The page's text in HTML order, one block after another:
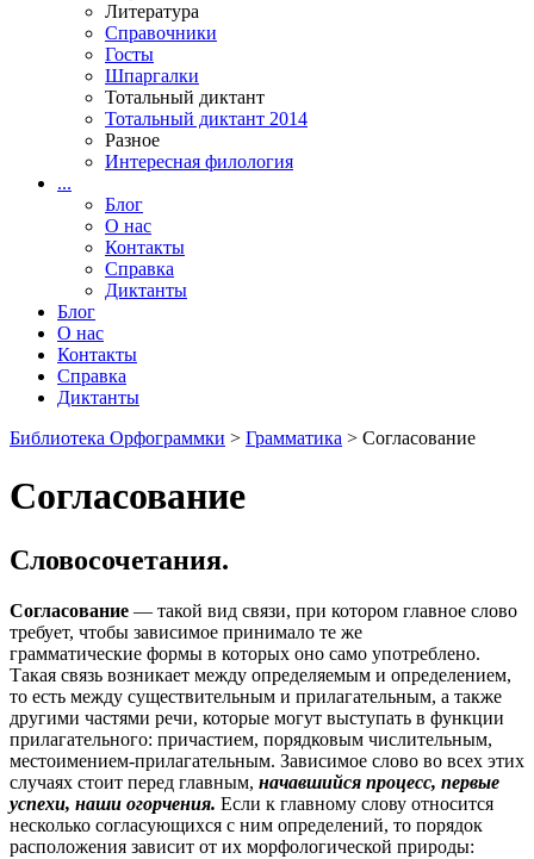
Литература
Справочники
Госты
Шпаргалки
Тотальный диктант
Тотальный диктант 2014
Разное
Интересная филология
...
Блог
О нас
Контакты
Справка
Диктанты
Блог
О нас
Контакты
Справка
Диктанты
Библиотека Орфограммки > Грамматика > Согласование
Согласование
Словосочетания.
Согласование — такой вид связи, при котором главное слово
требует, чтобы зависимое принимало те же
грамматические формы в которых оно само употреблено.
Такая связь возникает между определяемым и определением,
то есть между существительным и прилагательным, а также
другими частями речи, которые могут выступать в функции
прилагательного: причастием, порядковым числительным,
местоимением-прилагательным. Зависимое слово во всех этих
случаях стоит перед главным, начавшийся процесс, первые
успехи, наши огорчения. Если к главному слову относится
несколько согласующихся с ним определений, то порядок
расположения зависит от их морфологической природы: